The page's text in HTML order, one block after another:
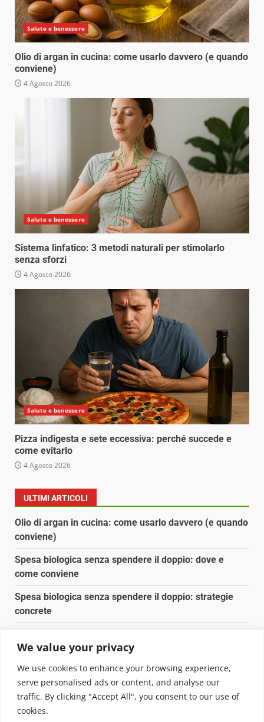
We value your privacy
We use cookies to enhance your browsing experience,
serve personalised ads or content, and analyse our
traffic. By clicking "Accept All", you consent to our use of
cookies.
Salute e benessere
Olio di argan in cucina: come usarlo davvero (e quando
conviene)
4 Agosto 2026
Salute e benessere
Sistema linfatico: 3 metodi naturali per stimolarlo
senza sforzi
4 Agosto 2026
Salute e benessere
Pizza indigesta e sete eccessiva: perché succede e
come evitarlo
4 Agosto 2026
ULTIMI ARTICOLI
Olio di argan in cucina: come usarlo davvero (e quando
conviene)
Spesa biologica senza spendere il doppio: dove e
come conviene
Spesa biologica senza spendere il doppio: strategie
concrete
Pulizia naturale della casa: 3 ingredienti che
sostituiscono 10 prodotti chimici
Copyright © 2025 Biopianeta.it proprietà di Jws Media